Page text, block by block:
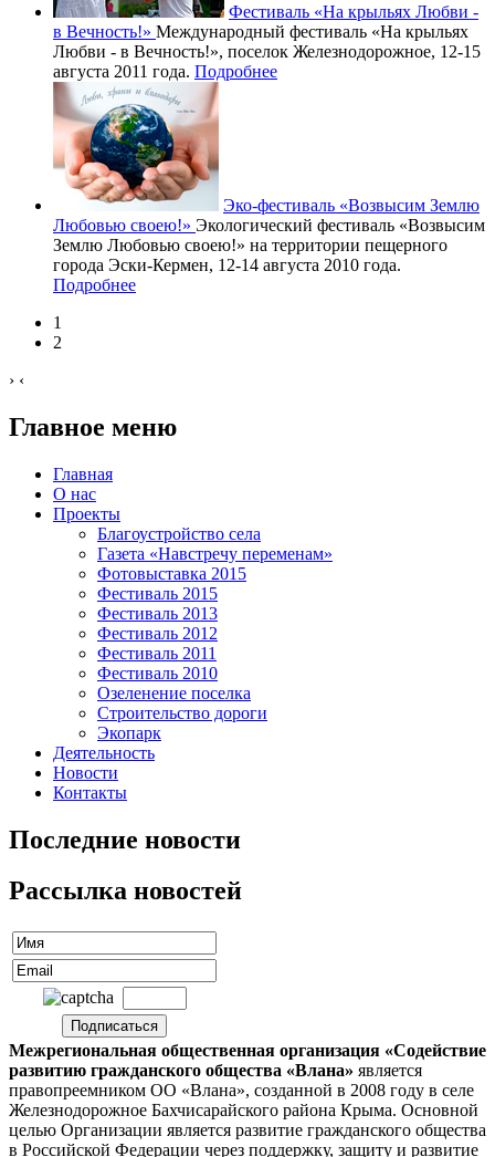
Фестиваль «На крыльях Любви -
в Вечность!» Международный фестиваль «На крыльях
Любви - в Вечность!», поселок Железнодорожное, 12-15
августа 2011 года. Подробнее
Эко-фестиваль «Возвысим Землю
Любовью своею!» Экологический фестиваль «Возвысим
Землю Любовью своею!» на территории пещерного
города Эски-Кермен, 12-14 августа 2010 года.
Подробнее
1
2
› ‹
Главное меню
Главная
О нас
Проекты
Благоустройство села
Газета «Навстречу переменам»
Фотовыставка 2015
Фестиваль 2015
Фестиваль 2013
Фестиваль 2012
Фестиваль 2011
Фестиваль 2010
Озеленение поселка
Строительство дороги
Экопарк
Деятельность
Новости
Контакты
Последние новости
Рассылка новостей
Межрегиональная общественная организация «Содействие
развитию гражданского общества «Влана» является
правопреемником ОО «Влана», созданной в 2008 году в селе
Железнодорожное Бахчисарайского района Крыма. Основной
целью Организации является развитие гражданского общества
в Российской Федерации через поддержку, защиту и развитие